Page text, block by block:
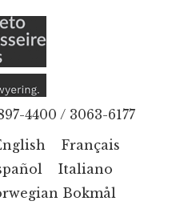
4400 / 3063-6177
Français
Italiano
Bokmål